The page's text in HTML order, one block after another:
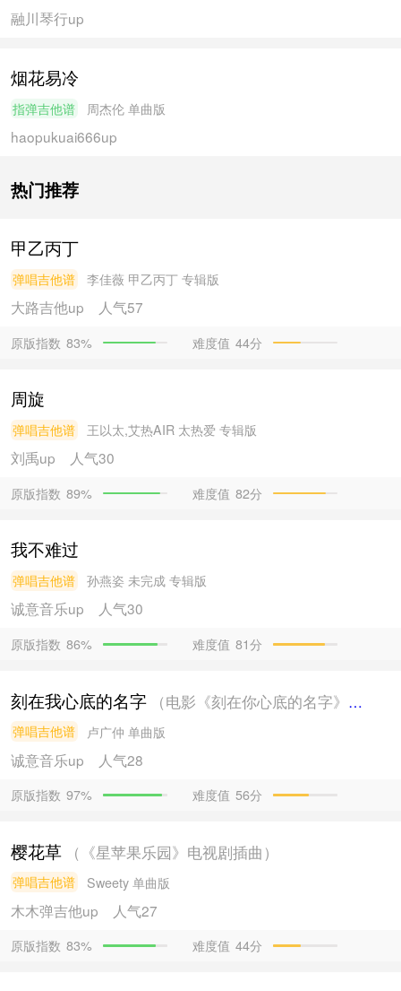
融川琴行up
烟花易冷
指弹吉他谱 周杰伦 单曲版
haopukuai666up
热门推荐
甲乙丙丁
弹唱吉他谱 李佳薇 甲乙丙丁 专辑版
大路吉他up 人气57
原版指数 83% 难度值 44分
周旋
弹唱吉他谱 王以太,艾热AIR 太热爱 专辑版
刘禹up 人气30
原版指数 89% 难度值 82分
我不难过
弹唱吉他谱 孙燕姿 未完成 专辑版
诚意音乐up 人气30
原版指数 86% 难度值 81分
刻在我心底的名字 （电影《刻在你心底的名字》主题曲）
弹唱吉他谱 卢广仲 单曲版
诚意音乐up 人气28
原版指数 97% 难度值 56分
樱花草 （《星苹果乐园》电视剧插曲）
弹唱吉他谱 Sweety 单曲版
木木弹吉他up 人气27
原版指数 83% 难度值 44分